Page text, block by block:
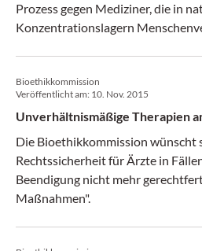
Prozess gegen Mediziner, die in
Konzentrationslagern
Bioethikkommission
Veröffentlicht am: 10. Nov. 2015
Unverhältnismäßige Therapien
Die Bioethikkommission wünscht
Rechtssicherheit für Ärzte in
Beendigung nicht mehr
Maßnahmen".